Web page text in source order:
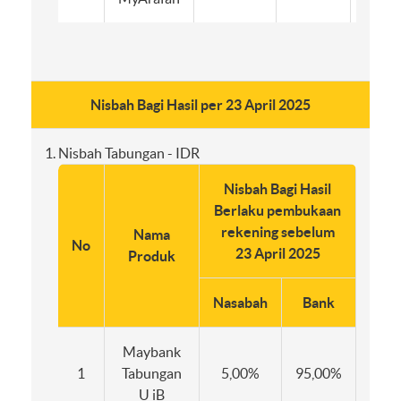
Nisbah Bagi Hasil per 23 April 2025
Nisbah Tabungan - IDR
No
Nama
Produk
Nisbah Bagi Hasil
Berlaku pembukaan
rekening sebelum
23 April 2025
Nasabah Bank
1
Maybank
Tabungan
U iB
5,00% 95,00%